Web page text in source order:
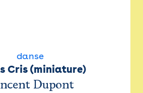
danse
Cris (miniature)
Dupont